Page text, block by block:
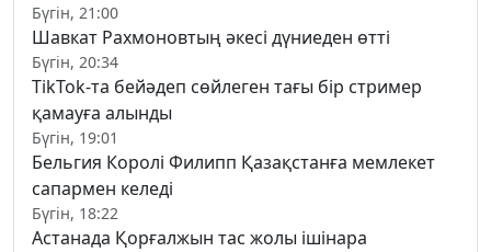
Бүгін, 21:00
Шавкат Рахмоновтың әкесі дүниеден өтті
Бүгін, 20:34
TikTok-та бейәдеп сөйлеген тағы бір стример
қамауға алынды
Бүгін, 19:01
Бельгия Королі Филипп Қазақстанға мемлекет
сапармен келеді
Бүгін, 18:22
Астанада Қорғалжын тас жолы ішінара